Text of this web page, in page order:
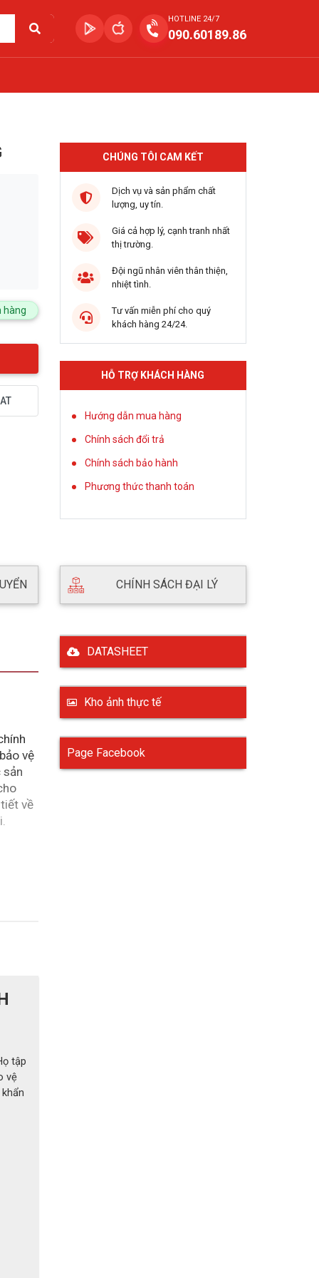
HOTLINE 24/7
090.60189.86
hàng
CHÚNG TÔI CAM KẾT
Dịch vụ và sản phẩm chất
lượng, uy tín.
Giá cả hợp lý, cạnh tranh nhất
thị trường.
Đội ngũ nhân viên thân thiện,
nhiệt tình.
Tư vấn miễn phí cho quý
khách hàng 24/24.
HỖ TRỢ KHÁCH HÀNG
Hướng dẫn mua hàng
Chính sách đổi trả
Chính sách bảo hành
Phương thức thanh toán
CHÍNH SÁCH ĐẠI LÝ
vệ
về
tập
vệ
DATASHEET
Kho ảnh thực tế
Page Facebook